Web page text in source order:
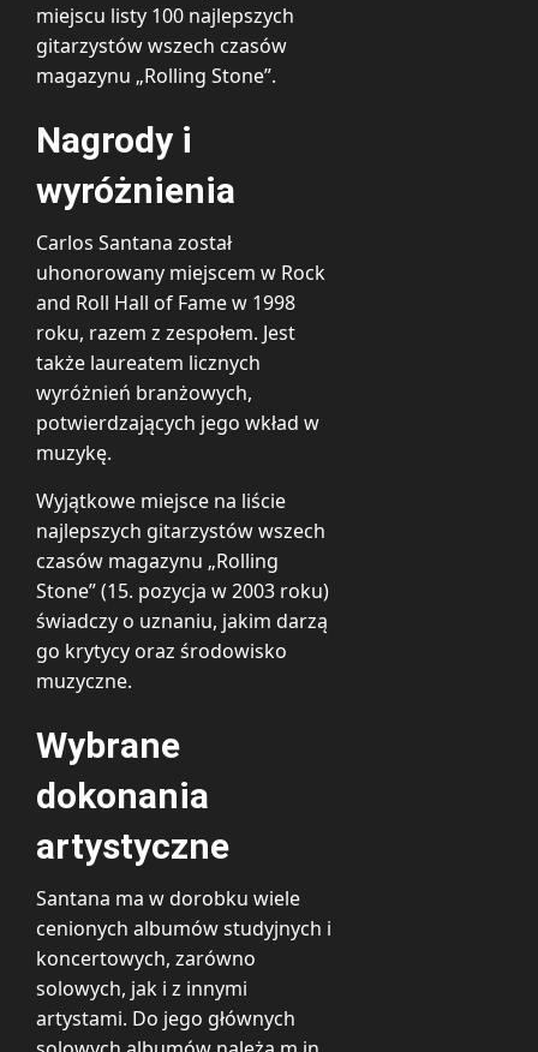
miejscu listy 100 najlepszych
gitarzystów wszech czasów
magazynu „Rolling Stone”.
Nagrody i
wyróżnienia
Carlos Santana został
uhonorowany miejscem w Rock
and Roll Hall of Fame w 1998
roku, razem z zespołem. Jest
także laureatem licznych
wyróżnień branżowych,
potwierdzających jego wkład w
muzykę.
Wyjątkowe miejsce na liście
najlepszych gitarzystów wszech
czasów magazynu „Rolling
Stone” (15. pozycja w 2003 roku)
świadczy o uznaniu, jakim darzą
go krytycy oraz środowisko
muzyczne.
Wybrane
dokonania
artystyczne
Santana ma w dorobku wiele
cenionych albumów studyjnych i
koncertowych, zarówno
solowych, jak i z innymi
artystami. Do jego głównych